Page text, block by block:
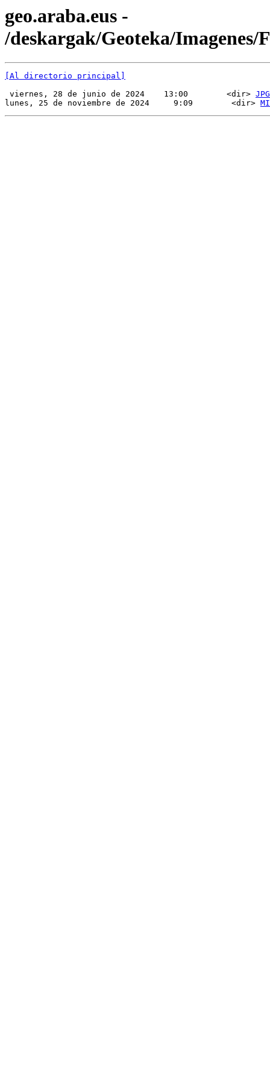
geo.araba.eus -
/deskargak/Geoteka/Imagenes/
[Al directorio principal]
viernes, 28 de junio de 2024    13:00        <dir> JPG
lunes, 25 de noviembre de 2024     9:09        <dir>